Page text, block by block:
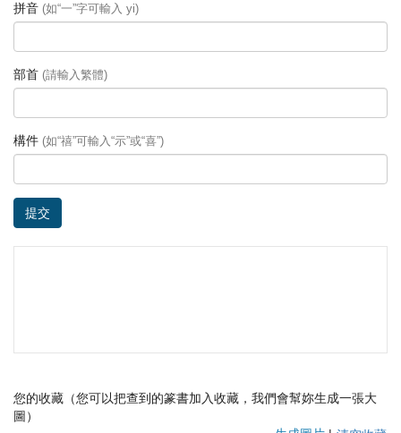
拼音 (如“一”字可輸入 yi)
部首 (請輸入繁體)
構件 (如“禧”可輸入“示”或“喜”)
提交
您的收藏（您可以把查到的篆書加入收藏，我們會幫妳生成一張大
圖）